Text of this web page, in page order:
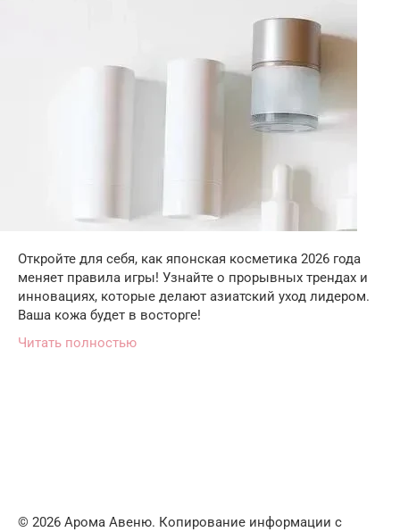
Откройте для себя, как японская косметика 2026 года
меняет правила игры! Узнайте о прорывных трендах и
инновациях, которые делают азиатский уход лидером.
Ваша кожа будет в восторге!
Читать полностью
© 2026 Арома Авеню. Копирование информации с